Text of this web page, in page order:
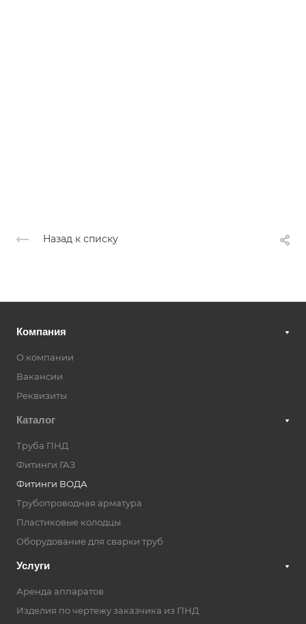
Назад к списку
Компания
О компании
Вакансии
Реквизиты
Каталог
Труба ПНД
Фитинги ГАЗ
Фитинги ВОДА
Трубопроводная арматура
Пластиковые колодцы
Оборудование для сварки труб
Услуги
Аренда аппаратов
Изделия по чертежу заказчика из ПНД